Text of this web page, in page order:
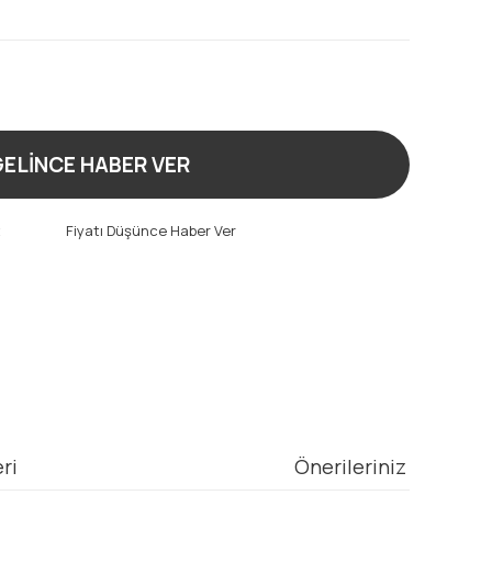
HABER VER
Fiyatı Düşünce Haber Ver
Önerileriniz